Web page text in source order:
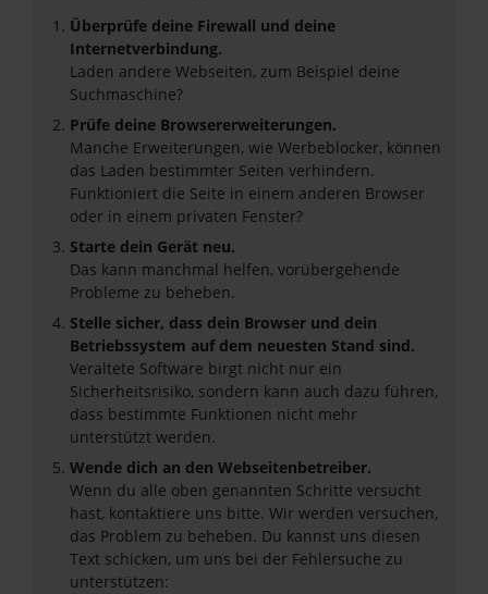
Überprüfe deine Firewall und deine
Internetverbindung.
Laden andere Webseiten, zum Beispiel deine
Suchmaschine?
Prüfe deine Browsererweiterungen.
Manche Erweiterungen, wie Werbeblocker, können
das Laden bestimmter Seiten verhindern.
Funktioniert die Seite in einem anderen Browser
oder in einem privaten Fenster?
Starte dein Gerät neu.
Das kann manchmal helfen, vorübergehende
Probleme zu beheben.
Stelle sicher, dass dein Browser und dein
Betriebssystem auf dem neuesten Stand sind.
Veraltete Software birgt nicht nur ein
Sicherheitsrisiko, sondern kann auch dazu führen,
dass bestimmte Funktionen nicht mehr
unterstützt werden.
Wende dich an den Webseitenbetreiber.
Wenn du alle oben genannten Schritte versucht
hast, kontaktiere uns bitte. Wir werden versuchen,
das Problem zu beheben. Du kannst uns diesen
Text schicken, um uns bei der Fehlersuche zu
unterstützen: